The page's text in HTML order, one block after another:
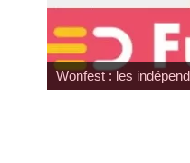
Wonfest : les